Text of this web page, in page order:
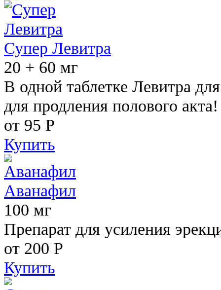
Супер Левитра
20 + 60 мг
В одной таблетке Левитра
для продления полового акта!
от 95 Р
Купить
Аванафил
100 мг
Препарат для усиления
от 200 Р
Купить